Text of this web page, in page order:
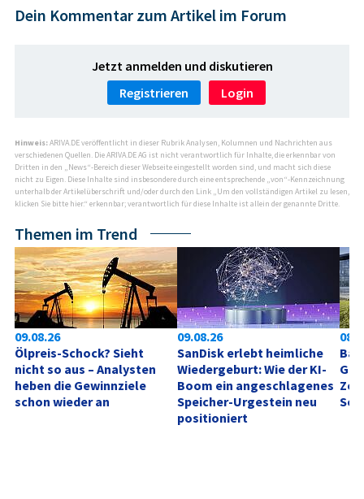
Dein Kommentar zum Artikel im Forum
Jetzt anmelden und diskutieren
Registrieren
Login
Hinweis:ARIVA.DE veröffentlicht in dieser Rubrik Analysen, Kolumnen und Nachrichten aus
verschiedenen Quellen. Die ARIVA.DE AG ist nicht verantwortlich für Inhalte, die erkennbar von
Dritten in den „News“-Bereich dieser Webseite eingestellt worden sind, und macht sich diese
nicht zu Eigen. Diese Inhalte sind insbesondere durch eine entsprechende „von“-Kennzeichnung
unterhalb der Artikelüberschrift und/oder durch den Link „Um den vollständigen Artikel zu lesen,
klicken Sie bitte hier.“ erkennbar; verantwortlich für diese Inhalte ist allein der genannte Dritte.
Themen im Trend
09.08.26
Ölpreis-Schock? Sieht
nicht so aus – Analysten
heben die Gewinnziele
schon wieder an
09.08.26
SanDisk erlebt heimliche
Wiedergeburt: Wie der KI-
Boom ein angeschlagenes
Speicher-Urgestein neu
positioniert